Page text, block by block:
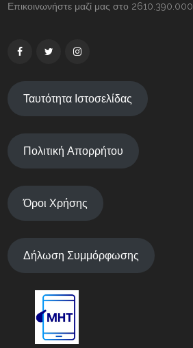
Επικοινωνήστε μαζί μας στο 2610.390.000
Ταυτότητα Ιστοσελίδας
Πολιτική Απορρήτου
Όροι Χρήσης
Δήλωση Συμμόρφωσης